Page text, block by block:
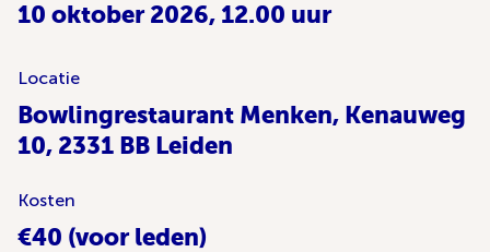
10 oktober 2026, 12.00 uur
Locatie
Bowlingrestaurant Menken, Kenauweg
10, 2331 BB Leiden
Kosten
€40 (voor leden)